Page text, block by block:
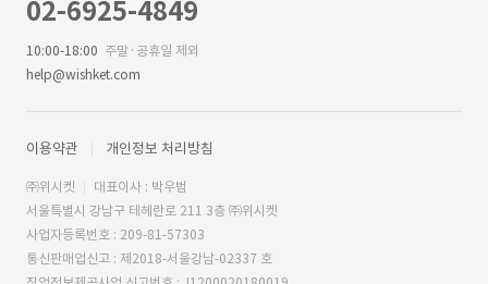
02-6925-4849
10:00-18:00 주말·공휴일 제외
help@wishket.com
이용약관 개인정보 처리방침
㈜위시켓
대표이사 : 박우범
서울특별시 강남구 테헤란로 211 3층 ㈜위시켓
사업자등록번호 : 209-81-57303
통신판매업신고 : 제2018-서울강남-02337 호